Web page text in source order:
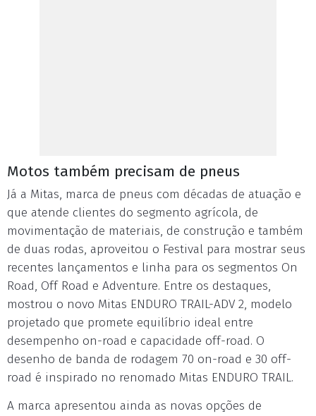
Motos também precisam de pneus
Já a Mitas, marca de pneus com décadas de atuação e
que atende clientes do segmento agrícola, de
movimentação de materiais, de construção e também
de duas rodas, aproveitou o Festival para mostrar seus
recentes lançamentos e linha para os segmentos On
Road, Off Road e Adventure. Entre os destaques,
mostrou o novo Mitas ENDURO TRAIL-ADV 2, modelo
projetado que promete equilíbrio ideal entre
desempenho on-road e capacidade off-road. O
desenho de banda de rodagem 70 on-road e 30 off-
road é inspirado no renomado Mitas ENDURO TRAIL.
A marca apresentou ainda as novas opções de